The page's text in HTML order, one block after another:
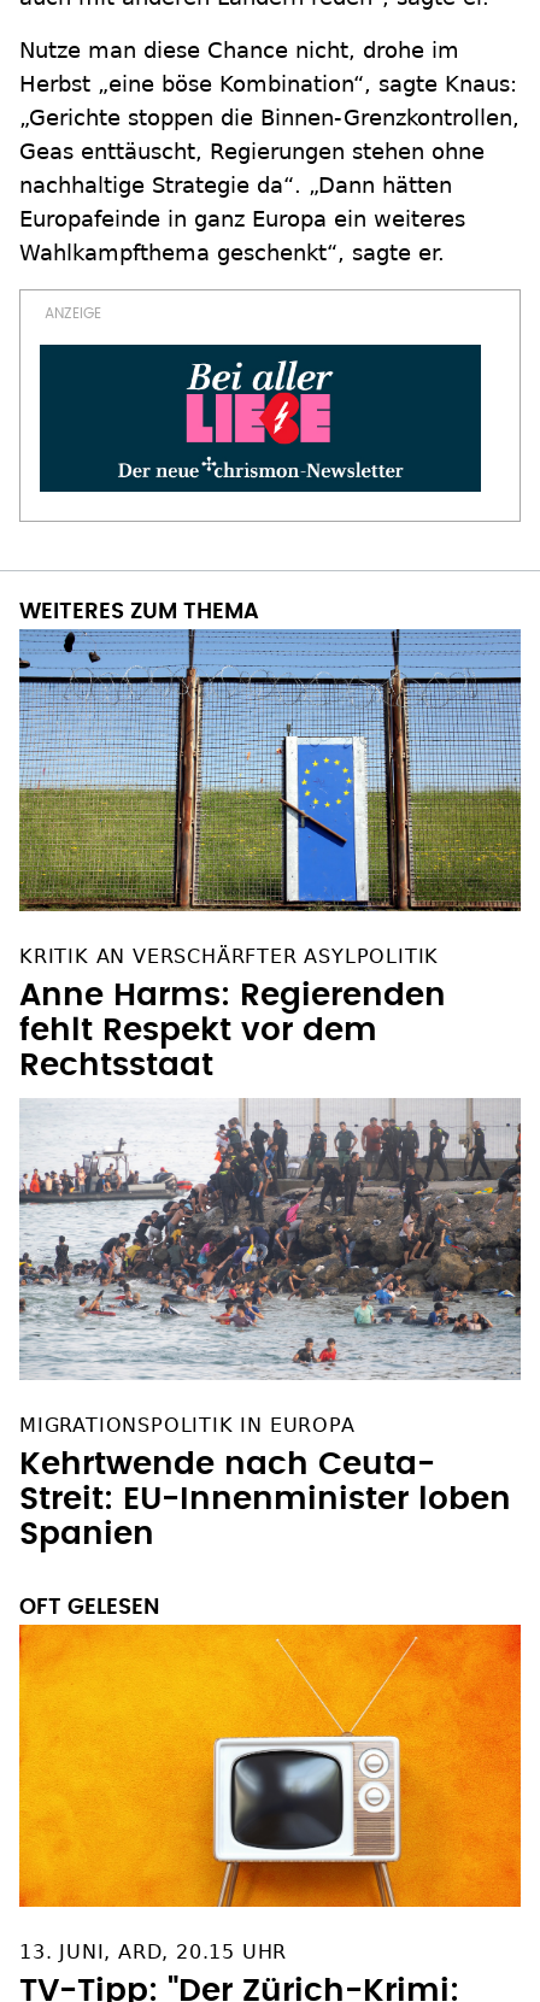
Nutze man diese Chance nicht, drohe im
Herbst „eine böse Kombination“, sagte Knaus:
„Gerichte stoppen die Binnen-Grenzkontrollen,
Geas enttäuscht, Regierungen stehen ohne
nachhaltige Strategie da“. „Dann hätten
Europafeinde in ganz Europa ein weiteres
Wahlkampfthema geschenkt“, sagte er.
WEITERES ZUM THEMA
KRITIK AN VERSCHÄRFTER ASYLPOLITIK
Anne Harms: Regierenden
fehlt Respekt vor dem
Rechtsstaat
MIGRATIONSPOLITIK IN EUROPA
Kehrtwende nach Ceuta-
Streit: EU-Innenminister loben
Spanien
OFT GELESEN
13. JUNI, ARD, 20.15 UHR
TV-Tipp: "Der Zürich-Krimi: